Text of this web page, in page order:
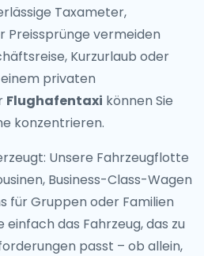
Taxameter,
Preissprünge vermeiden
Kurzurlaub oder
privaten
Flughafentaxi können Sie
konzentrieren.
Unsere Fahrzeugflotte
Business-Class-Wagen
für Gruppen oder Familien
einfach das Fahrzeug, das zu
passt – ob allein,